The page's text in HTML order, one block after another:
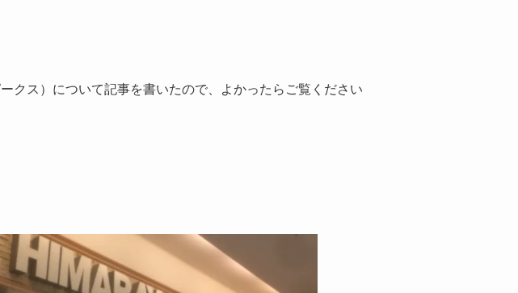
クス）について記事を書いたので、よかったらご覧ください